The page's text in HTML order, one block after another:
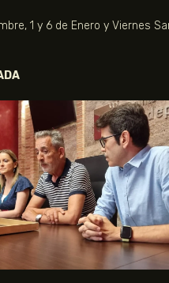
1 y 6 de Enero y Viernes